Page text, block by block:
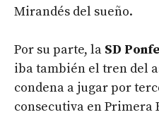
Mirandés del sueño.
Por su parte, la SD
iba también el tren del
condena a jugar por
consecutiva en Primera